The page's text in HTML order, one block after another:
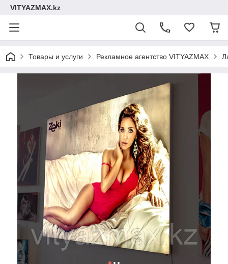
VITYAZMAX.kz
Товары и услуги Рекламное агентство VITYAZMAX